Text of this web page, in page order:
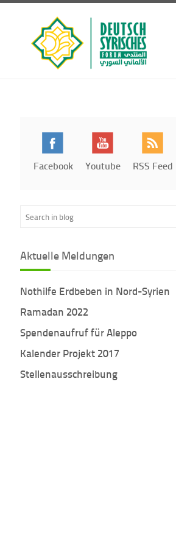
Facebook Youtube RSS Feed
Aktuelle Meldungen
Nothilfe Erdbeben in Nord-Syrien
Ramadan 2022
Spendenaufruf für Aleppo
Kalender Projekt 2017
Stellenausschreibung